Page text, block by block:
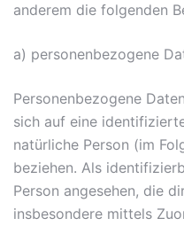
anderem die folgenden
a) personenbezogene
Personenbezogene
sich auf eine
natürliche Person (im
beziehen. Als
Person angesehen, die
insbesondere mittels